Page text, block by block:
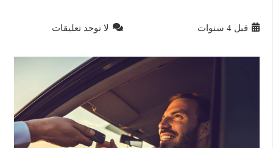
قبل 4 سنوات لا توجد تعليقات